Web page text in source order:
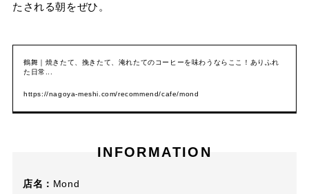
たされる朝をぜひ。
鶴舞｜焼きたて、挽きたて、淹れたてのコーヒーを味わうならここ！ありふれ
た日常...
https://nagoya-meshi.com/recommend/cafe/mond
INFORMATION
店名： Mond